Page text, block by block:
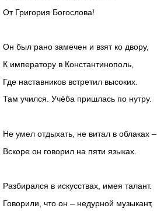
От Григория Богослова!
Он был рано замечен и взят ко двору,
К императору в Константинополь,
Где наставников встретил высоких.
Там учился. Учёба пришлась по нутру.
Не умел отдыхать, не витал в облаках –
Вскоре он говорил на пяти языках.
Разбирался в искусствах, имея талант.
Говорили, что он – недурной музыкант,